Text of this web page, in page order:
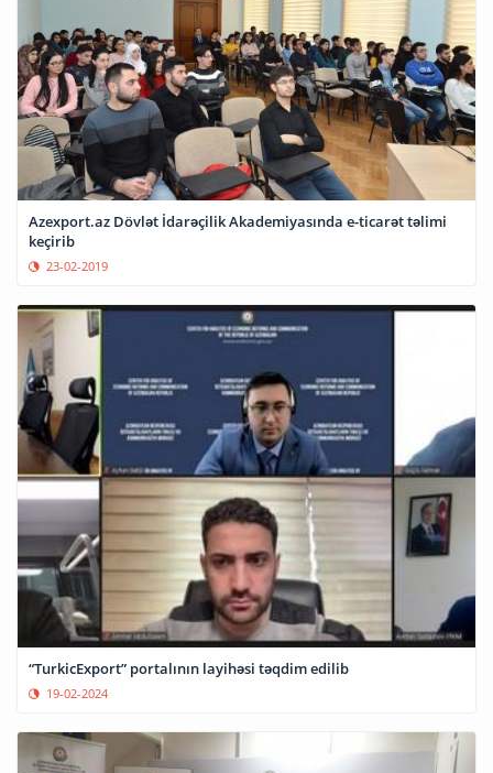
Azexport.az Dövlət İdarəçilik Akademiyasında e-ticarət təlimi
keçirib
23-02-2019
“TurkicExport” portalının layihəsi təqdim edilib
19-02-2024